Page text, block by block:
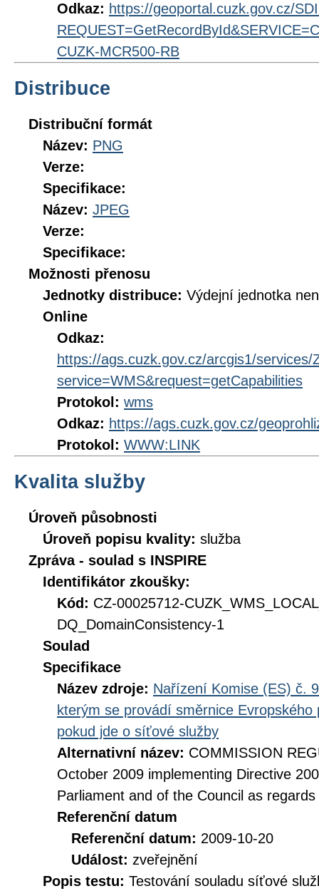
Odkaz: https://geoportal.cuzk.gov.cz/
CUZK-MCR500-RB
Distribuce
Distribuční formát
Název: PNG
Verze:
Specifikace:
Název: JPEG
Verze:
Specifikace:
Možnosti přenosu
Jednotky distribuce: Výdejní jednotka
Online
Odkaz:
https://ags.cuzk.gov.cz/arcgis1/
service=WMS&request=getCapabilities
Protokol: wms
Odkaz: https://ags.cuzk.gov.cz/
Protokol: WWW:LINK
Kvalita služby
Úroveň působnosti
Úroveň popisu kvality: služba
Zpráva - soulad s INSPIRE
Identifikátor zkoušky:
Kód: CZ-00025712-
DQ_DomainConsistency-1
Soulad
Specifikace
Název zdroje: Nařízení Komise (ES) č.
kterým se provádí směrnice
pokud jde o síťové služby
Alternativní název: COMMISSION
October 2009 implementing Directive
Parliament and of the Council as
Referenční datum
Referenční datum: 2009-10-20
Událost: zveřejnění
Popis testu: Testování souladu síťové